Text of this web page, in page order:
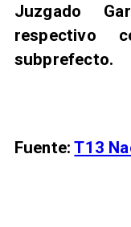
Juzgado
respectivo
subprefecto.
Fuente:T13